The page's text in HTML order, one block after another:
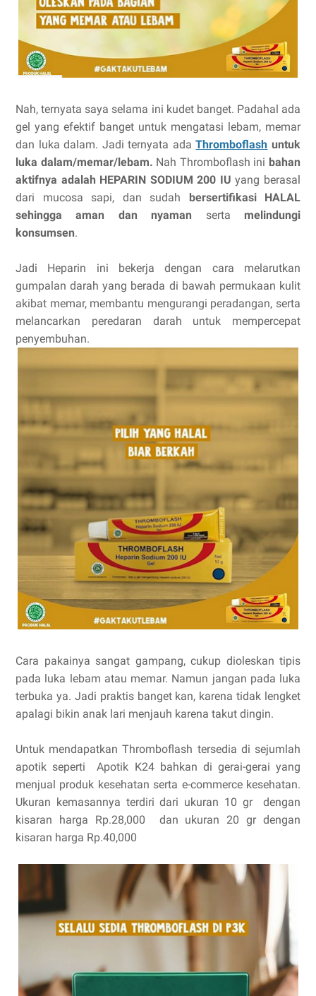
Nah, ternyata saya selama ini kudet banget. Padahal ada
gel yang efektif banget untuk mengatasi lebam, memar
dan luka dalam. Jadi ternyata adaThromboflash untuk
luka dalam/memar/lebam. Nah Thromboflash ini bahan
aktifnya adalah HEPARIN SODIUM 200 IU yang berasal
dari mucosa sapi, dan sudah bersertifikasi HALAL
sehingga aman dan nyaman serta melindungi
konsumsen.
Jadi Heparin ini bekerja dengan cara melarutkan
gumpalan darah yang berada di bawah permukaan kulit
akibat memar, membantu mengurangi peradangan, serta
melancarkan peredaran darah untuk mempercepat
penyembuhan.
Cara pakainya sangat gampang, cukup dioleskan tipis
pada luka lebam atau memar. Namun jangan pada luka
terbuka ya. Jadi praktis banget kan, karena tidak lengket
apalagi bikin anak lari menjauh karena takut dingin.
Untuk mendapatkan Thromboflash tersedia di sejumlah
apotik seperti Apotik K24 bahkan di gerai-gerai yang
menjual produk kesehatan serta e-commerce kesehatan.
Ukuran kemasannya terdiri dari ukuran 10 gr dengan
kisaran harga Rp.28,000
dan ukuran 20 gr dengan
kisaran harga Rp.40,000